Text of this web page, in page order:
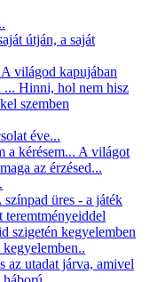
útján, a saját
világod kapujában
Hinni, hol nem hisz
szemben
éve...
a kérésem... A világot
az érzésed...
üres - a játék
teremtményeiddel
szigetén kegyelemben
az utadat járva, amivel